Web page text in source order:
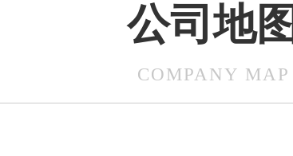
公司地图
COMPANY MAP